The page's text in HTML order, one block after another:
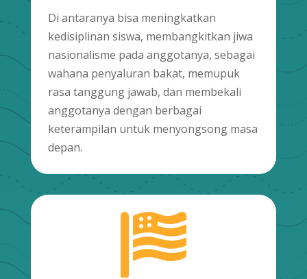
Di antaranya bisa meningkatkan
kedisiplinan siswa, membangkitkan jiwa
nasionalisme pada anggotanya, sebagai
wahana penyaluran bakat, memupuk
rasa tanggung jawab, dan membekali
anggotanya dengan berbagai
keterampilan untuk menyongsong masa
depan.
